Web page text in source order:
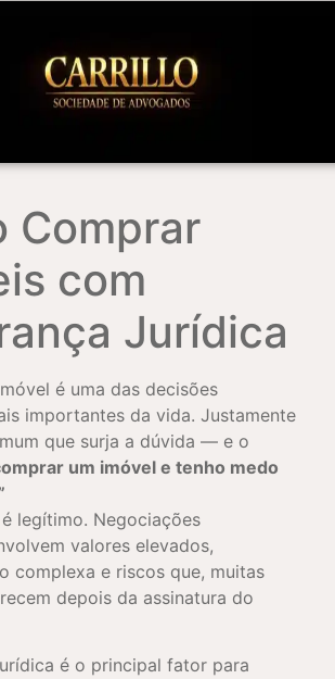
Comprar
com
Jurídica
é uma das decisões
importantes da vida. Justamente
que surja a dúvida — e o
um imóvel e tenho medo
legítimo. Negociações
valores elevados,
complexa e riscos que, muitas
depois da assinatura do
é o principal fator para